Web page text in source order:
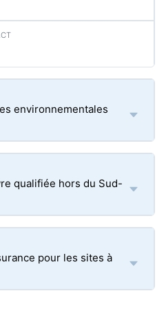
environnementales
qualifiée hors du Sud-
pour les sites à